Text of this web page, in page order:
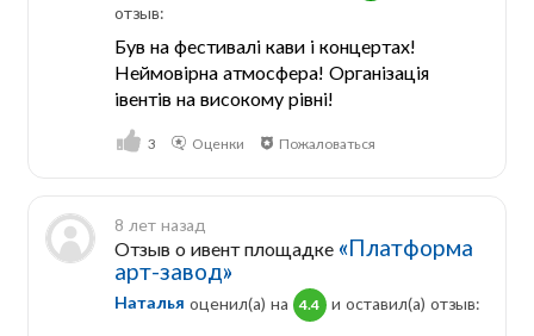
отзыв:
Був на фестивалі кави і концертах!
Неймовірна атмосфера! Організація
івентів на високому рівні!
3 Оценки Пожаловаться
8 лет назад
Отзыв о ивент площадке «Платформа
арт-завод»
Наталья оценил(а) на 4.4 и оставил(a) отзыв: